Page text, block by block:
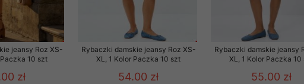
jeansy Roz XS-
10 szt
zł
Rybaczki damskie jeansy Roz XS-
XL, 1 Kolor Paczka 10 szt
54.00 zł
Rybaczki damskie jeansy
XL, 1 Kolor Paczka 10
55.00 zł